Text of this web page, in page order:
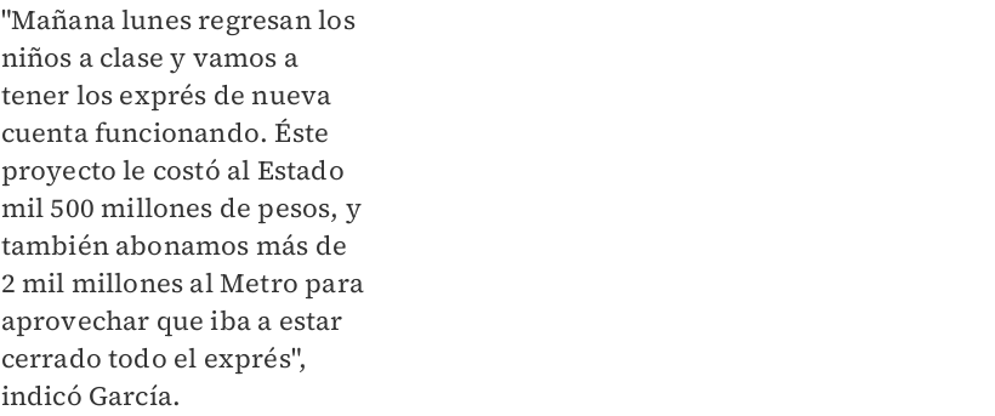
"Mañana lunes regresan los
niños a clase y vamos a
tener los exprés de nueva
cuenta funcionando. Éste
proyecto le costó al Estado
mil 500 millones de pesos, y
también abonamos más de
2 mil millones al Metro para
aprovechar que iba a estar
cerrado todo el exprés",
indicó García.